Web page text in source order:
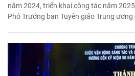
năm 2024, triển khai công tác năm
Phó Trưởng ban Tuyên giáo Trung